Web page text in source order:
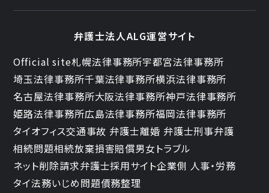
弁護士法人ALG運営サイト
Official site札幌法律事務所宇都宮法律事務所
埼玉法律事務所千葉法律事務所横浜法律事務所
名古屋法律事務所大阪法律事務所神戸法律事務所
姫路法律事務所広島法律事務所福岡法律事務所
タイオフィス交通事故 弁護士離婚 弁護士刑事弁護
相続問題相続放棄損害賠償男女トラブル
ネット削除請求弁護士採用サイト企業側 人事・労務
タイ法務いじめ問題債務整理